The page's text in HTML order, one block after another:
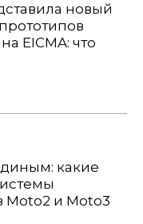
новый
EICMA: что
какие
Moto2 и Moto3